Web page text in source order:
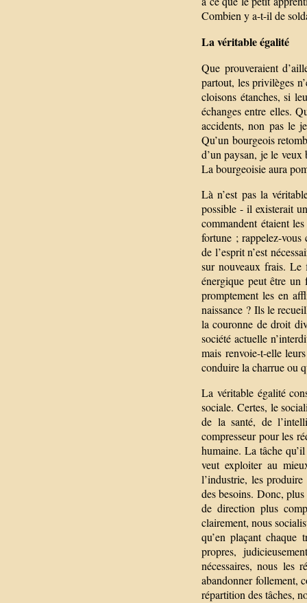
Combien y a-t-il de
La véritable égalité
Que prouveraient
partout, les privilèges
cloisons étanches, si
échanges entre elles.
accidents, non pas le
Qu’un bourgeois
d’un paysan, je le
La bourgeoisie aura
Là n’est pas la
possible - il existerait
commandent étaient
fortune ; rappelez-
de l’esprit n’est
sur nouveaux frais.
énergique peut être un
promptement les en
naissance ? Ils le
la couronne de droit
société actuelle
mais renvoie-t-elle
conduire la charrue ou
La véritable égalité
sociale. Certes, le
de la santé, de
compresseur pour les
humaine. La tâche
veut exploiter au
l’industrie, les
des besoins. Donc,
de direction plus
clairement, nous
qu’en plaçant
propres,
nécessaires, nous les
abandonner follement,
répartition des tâches,